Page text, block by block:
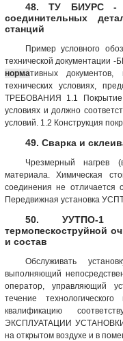
48. ТУ БИУРС -
соединительных
станций
Пример условного
технической документации
нормативных
технических условиях,
ТРЕБОВАНИЯ 1.1 Покрытие
условиях и должно
условий. 1.2 Конструкция
49. Сварка и
Чрезмерный нагрев
материала. Химическая
соединения не отличается
Передвижная установка
50. УУТПО-1 -
термопескоструйной
и состав
Обслуживать
выполняющий
оператор, управляющий
течение
квалификацию
ЭКСПЛУАТАЦИИ УСТАНОВКИ
на открытом воздухе и в